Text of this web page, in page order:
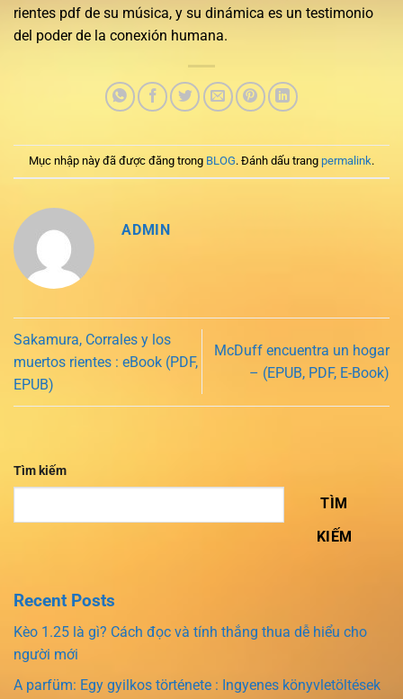
rientes pdf de su música, y su dinámica es un testimonio
del poder de la conexión humana.
Mục nhập này đã được đăng trong BLOG. Đánh dấu trang permalink.
ADMIN
Sakamura, Corrales y los
muertos rientes : eBook (PDF,
EPUB)
McDuff encuentra un hogar
– (EPUB, PDF, E-Book)
Tìm kiếm
TÌM
KIẾM
Recent Posts
Kèo 1.25 là gì? Cách đọc và tính thắng thua dễ hiểu cho
người mới
A parfüm: Egy gyilkos története : Ingyenes könyvletöltések